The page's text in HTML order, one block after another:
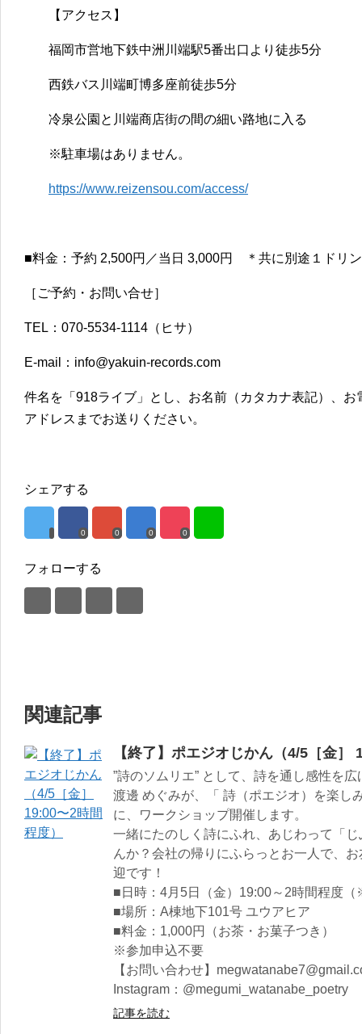
【アクセス】
福岡市営地下鉄中洲川端駅5番出口より徒歩5分
西鉄バス川端町博多座前徒歩5分
冷泉公園と川端商店街の間の細い路地に入る
※駐車場はありません。
https://www.reizensou.com/access/
■料金：予約 2,500円／当日 3,000円 ＊共に別途１ドリ
［ご予約・お問い合せ］
TEL：070-5534-1114（ヒサ）
E-mail：info@yakuin-records.com
件名を「918ライブ」とし、お名前（カタカナ表記）、
アドレスまでお送りください。
シェアする
0 0 0 0
フォローする
関連記事
【終了】ポエジオじかん（4/5［金］
”詩のソムリエ” として、詩を通し感性を
渡邊 めぐみが、「 詩（ポエジオ）を楽し
に、ワークショップ開催します。
一緒にたのしく詩にふれ、あじわって「
んか？会社の帰りにふらっとお一人で、
迎です！
■日時：4月5日（金）19:00～2時間程度
■場所：A棟地下101号 ユウアヒア
■料金：1,000円（お茶・お菓子つき）
※参加申込不要
【お問い合わせ】
Instagram：@megumi_watanabe_poetry
記事を読む